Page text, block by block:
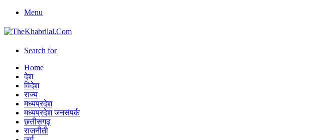
Menu
Search for
Home
देश
विदेश
राज्य
मध्यप्रदेश
मध्यप्रदेश जनसंपर्क
छत्तीसगढ़
राजनीती